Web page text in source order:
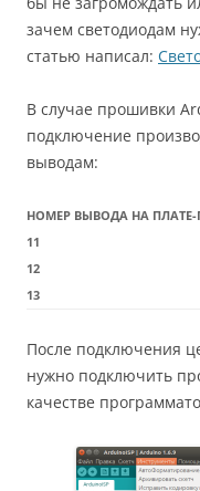
зачем светодиодам
статью написал:
В случае прошивки
подключение
выводам:
НОМЕР ВЫВОДА НА
11
12
13
После подключения
нужно подключить
качестве